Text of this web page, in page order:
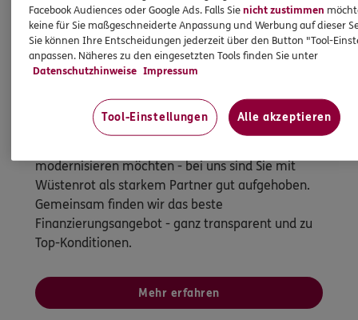
So werden Wohnträume Wirklichkeit
modernisieren möchten - bei uns sind Sie mit
Wüstenrot als starkem Partner gut aufgehoben.
Gemeinsam finden wir das beste
Finanzierungsangebot - ganz transparent und zu
Top-Konditionen.
Mehr erfahren
Facebook Audiences oder Google Ads. Falls Sienicht zustimmen
keine für Sie maßgeschneiderte Anpassung und Werbung auf dieser
Sie können Ihre Entscheidungen jederzeit über den Button "Tool-
anpassen. Näheres zu den eingesetzten Tools finden Sie unter
Datenschutzhinweise Impressum
Tool-Einstellungen Alle akzeptieren